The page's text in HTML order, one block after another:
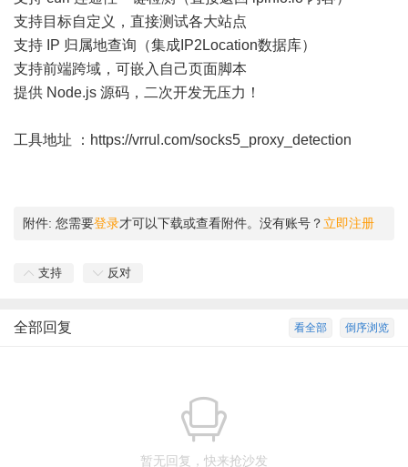
支持目标自定义，直接测试各大站点
支持 IP 归属地查询（集成IP2Location数据库）
支持前端跨域，可嵌入自己页面脚本
提供 Node.js 源码，二次开发无压力！
工具地址 ： https://vrrul.com/socks5_proxy_detection
附件: 您需要登录才可以下载或查看附件。没有账号？ 立即注册
支持 反对
倒序浏览
看全部
全部回复
暂无回复，快来抢沙发